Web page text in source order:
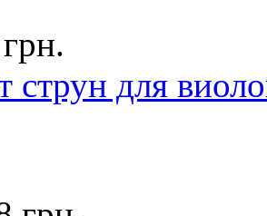
струн для